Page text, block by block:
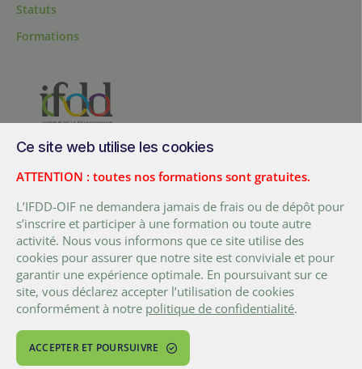
Statuts
Formations
Canada
Tél. :+ (1) 418 692 5727
Fax :+ (1) 418 692 5644
FACEBOOKLINKEDINTWITTERYOUTUBE
© 2026 Organisation internationale de la Francophonie
Conditions d’utilisation
Réalisé avec par Sudo agence web
Ce site web utilise les cookies
ATTENTION : toutes nos formations sont gratuites.
L’IFDD-OIF ne demandera jamais de frais ou de dépôt pour
s’inscrire et participer à une formation ou toute autre
activité. Nous vous informons que ce site utilise des
cookies pour assurer que notre site est conviviale et pour
garantir une expérience optimale. En poursuivant sur ce
site, vous déclarez accepter l’utilisation de cookies
conformément à notre politique de confidentialité.
ACCEPTER ET POURSUIVRE